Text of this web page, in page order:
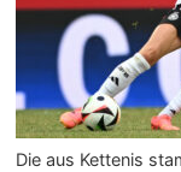
Die aus Kettenis